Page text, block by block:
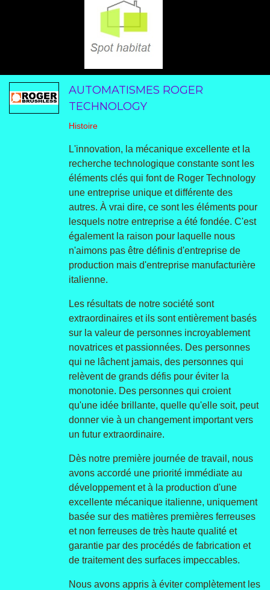
AUTOMATISMES ROGER
TECHNOLOGY
Histoire
L'innovation, la mécanique excellente et la
recherche technologique constante sont les
éléments clés qui font de Roger Technology
une entreprise unique et différente des
autres. À vrai dire, ce sont les éléments pour
lesquels notre entreprise a été fondée. C'est
également la raison pour laquelle nous
n'aimons pas être définis d'entreprise de
production mais d'entreprise manufacturière
italienne.
Les résultats de notre société sont
extraordinaires et ils sont entièrement basés
sur la valeur de personnes incroyablement
novatrices et passionnées. Des personnes
qui ne lâchent jamais, des personnes qui
relèvent de grands défis pour éviter la
monotonie. Des personnes qui croient
qu'une idée brillante, quelle qu'elle soit, peut
donner vie à un changement important vers
un futur extraordinaire.
Dès notre première journée de travail, nous
avons accordé une priorité immédiate au
développement et à la production d'une
excellente mécanique italienne, uniquement
basée sur des matières premières ferreuses
et non ferreuses de très haute qualité et
garantie par des procédés de fabrication et
de traitement des surfaces impeccables.
Nous avons appris à éviter complètement les